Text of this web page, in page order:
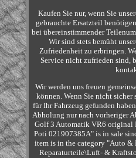
Kaufen Sie nur, wenn Sie
gebrauchte Ersatzteil
bei übereinstimmender
Wir sind stets bemüht
Zufriedenheit zu erbringen.
Service nicht zufrieden sind,
Wir werden uns freuen
können. Wenn Sie nicht
für Ihr Fahrzeug gefunden
Abholung nur nach vorheriger
Golf 3 Automatik VR6 original
Poti 021907385A" is in sale
item is in the category "Auto
Reparaturteile\Luft- &